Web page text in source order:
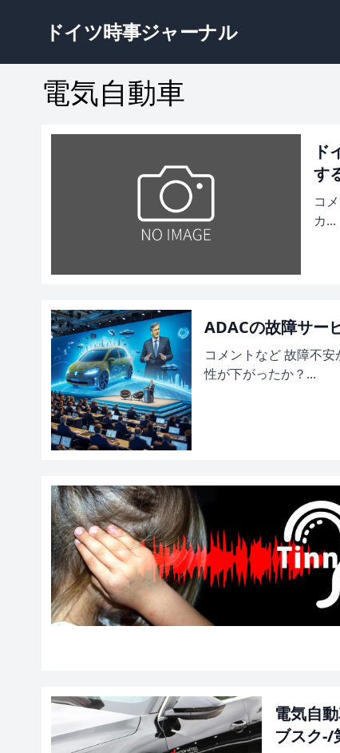
ドイツ時事ジャーナル
電気自動車
ド
す
コ
カ...
ADACの故障サー
コメントなど 故障不
性が下がったか？...
電気自
ブスク-/